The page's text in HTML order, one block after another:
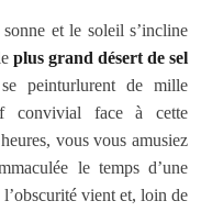
et le soleil s’incline
plus grand désert de sel
peinturlurent de mille
convivial face à cette
vous vous amusiez
le temps d’une
vient et, loin de